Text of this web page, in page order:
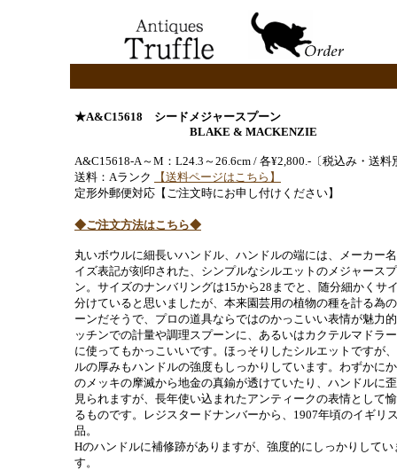
★A&C15618 シードメジャースプーン
BLAKE & MACKENZIE
A&C15618-A～M：L24.3～26.6cm / 各¥2,800.-〔税込み・送料
送料：Aランク
【送料ページはこちら】
定形外郵便対応【ご注文時にお申し付けください】
◆ご注文方法はこちら◆
丸いボウルに細長いハンドル、ハンドルの端には、メーカー
イズ表記が刻印された、シンプルなシルエットのメジャース
ン。サイズのナンバリングは15から28までと、随分細かくサ
分けていると思いましたが、本来園芸用の植物の種を計る為
ーンだそうで、プロの道具ならではのかっこいい表情が魅力
ッチンでの計量や調理スプーンに、あるいはカクテルマドラ
に使ってもかっこいいです。ほっそりしたシルエットですが
ルの厚みもハンドルの強度もしっかりしています。わずかに
のメッキの摩滅から地金の真鍮が透けていたり、ハンドルに
見られますが、長年使い込まれたアンティークの表情として
るものです。レジスタードナンバーから、1907年頃のイギリ
品。
Hのハンドルに補修跡がありますが、強度的にしっかりしてい
す。